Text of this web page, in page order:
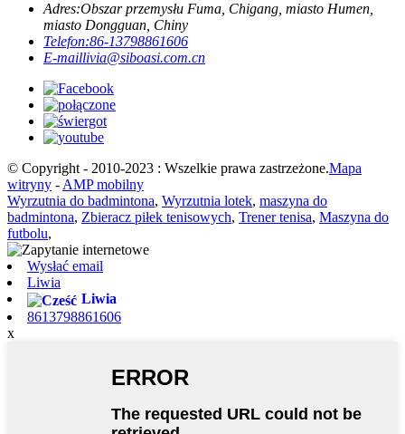
Adres:Obszar przemysłu Fuma, Chigang, miasto Humen,
miasto Dongguan, Chiny
Telefon:86-13798861606
E-maillivia@siboasi.com.cn
© Copyright - 2010-2023 : Wszelkie prawa zastrzeżone.Mapa
witryny -AMP mobilny
Wyrzutnia do badmintona, Wyrzutnia lotek, maszyna do
badmintona, Zbieracz piłek tenisowych, Trener tenisa, Maszyna do
futbolu,
Wysłać email
Liwia
Liwia
8613798861606
x